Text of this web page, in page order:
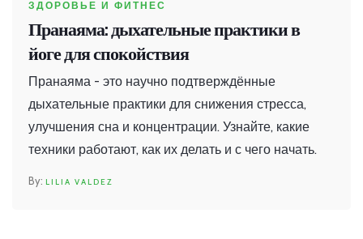
ЗДОРОВЬЕ И ФИТНЕС
Пранаяма: дыхательные практики в
йоге для спокойствия
Пранаяма - это научно подтверждённые
дыхательные практики для снижения стресса,
улучшения сна и концентрации. Узнайте, какие
техники работают, как их делать и с чего начать.
LILIA VALDEZ